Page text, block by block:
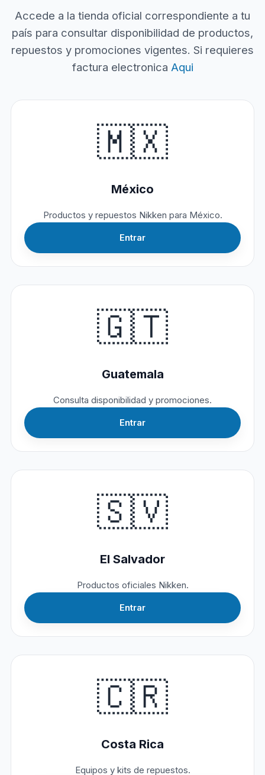
Accede a la tienda oficial correspondiente a tu
país para consultar disponibilidad de productos,
repuestos y promociones vigentes. Si requieres
factura electronica Aqui
🇲🇽
México
Productos y repuestos Nikken para México.
Entrar
🇬🇹
Guatemala
Consulta disponibilidad y promociones.
Entrar
🇸🇻
El Salvador
Productos oficiales Nikken.
Entrar
🇨🇷
Costa Rica
Equipos y kits de repuestos.